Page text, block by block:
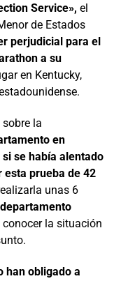
Service», el
de Estados
perjudicial para el
a su
en Kentucky,
la
en
se había alentado
prueba de 42
unas 6
conocer la situación
han obligado a